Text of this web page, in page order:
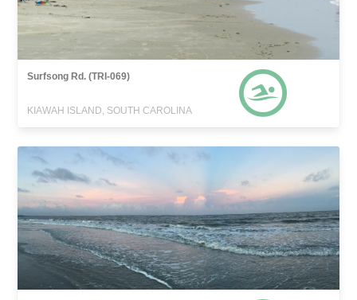
Surfsong Rd. (TRI-069)
KIAWAH ISLAND, SOUTH CAROLINA